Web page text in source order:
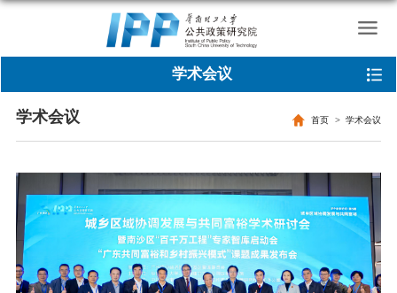
学术会议
学术会议 首页 学术会议